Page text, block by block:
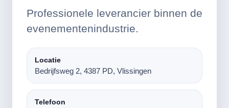
Professionele leverancier binnen de
evenementenindustrie.
Locatie
Bedrijfsweg 2, 4387 PD, Vlissingen
Telefoon